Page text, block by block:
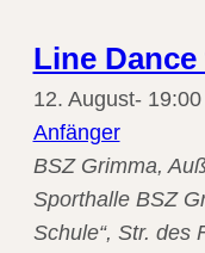
Line
12. August- 19:00
Anfänger
BSZ Grimma,
Sporthalle BSZ
Schule“, Str. des